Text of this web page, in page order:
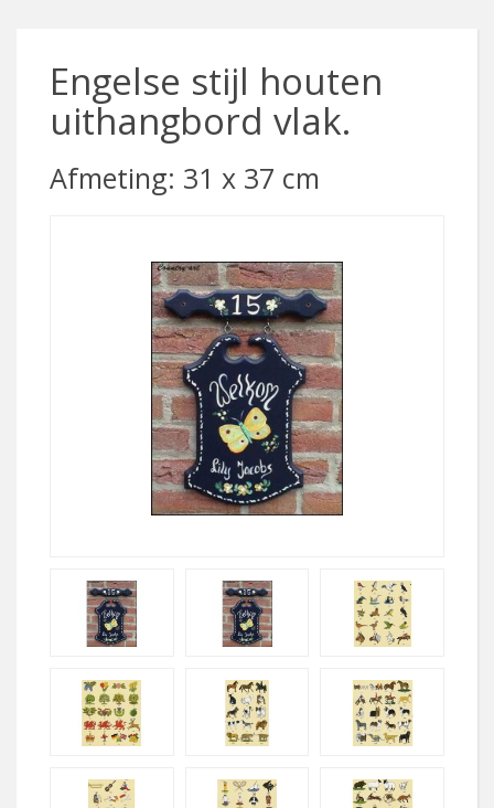
Engelse stijl houten
uithangbord vlak.
Afmeting: 31 x 37 cm